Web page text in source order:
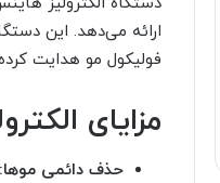
ارائه می‌دهد. این
فولیکول مو هدایت
مزایای
حذف دائمی موها: